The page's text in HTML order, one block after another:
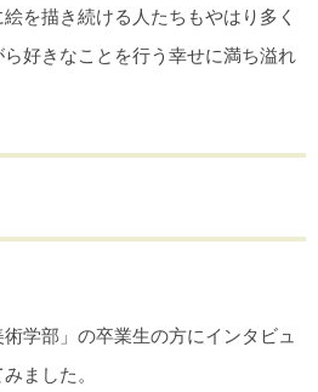
を描き続ける人たちもやはり多く
好きなことを行う幸せに満ち溢れ
学部」の卒業生の方にインタビュ
ました。